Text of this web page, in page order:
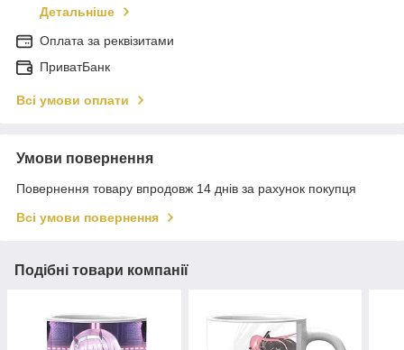
Детальніше
Оплата за реквізитами
ПриватБанк
Всі умови оплати
Умови повернення
Повернення товару впродовж 14 днів за рахунок покупця
Всі умови повернення
Подібні товари компанії